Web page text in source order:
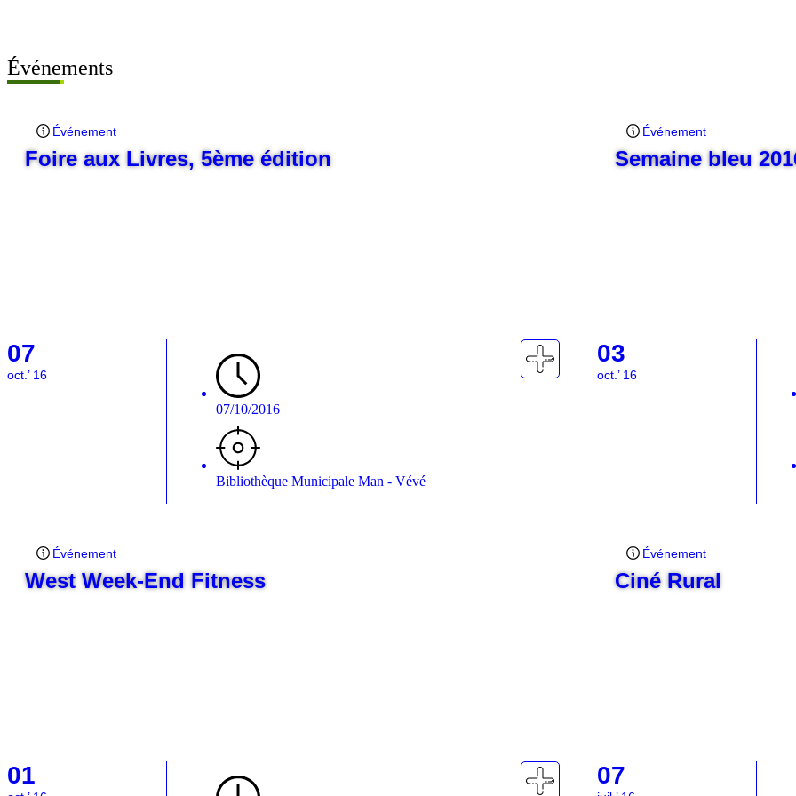
Événements
Événement
Foire aux Livres, 5ème édition
07
oct.’ 16
07/10/2016
Bibliothèque Municipale Man - Vévé
Événement
Semaine bleu
03
oct.’ 16
Événement
West Week-End Fitness
01
Événement
Ciné Rural
07